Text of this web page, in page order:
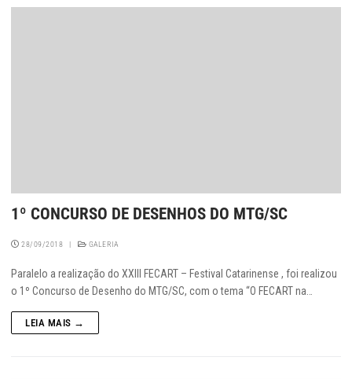
1º CONCURSO DE DESENHOS DO MTG/SC
28/09/2018 | GALERIA
Paralelo a realização do XXIII FECART – Festival Catarinense , foi realizou
o 1º Concurso de Desenho do MTG/SC, com o tema “O FECART na…
LEIA MAIS →